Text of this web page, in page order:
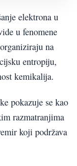
elektrona u
u fenomene
na
entropiju,
kemikalija.
pokazuje se kao
razmatranjima
koji podržava